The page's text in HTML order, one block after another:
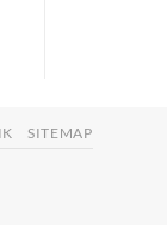
SITEMAP